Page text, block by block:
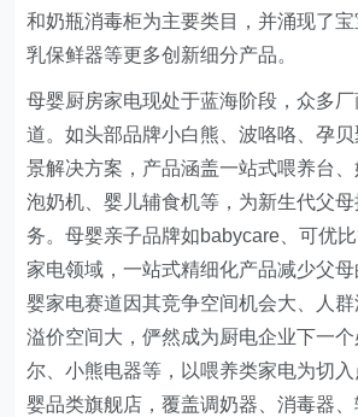
和奶瓶消毒柜为主要类目，并涌现了
乳保鲜器等更多创新细分产品。
母婴厨房家电现处于蓝海阶段，众多
道。如头部品牌小白熊、波咯咯、孕
景解决方案，产品涵盖一站式喂养台
泡奶机、婴儿辅食机等，为新生代父
务。母婴亲子品牌如babycare、可优
家电领域，一站式精细化产品减少父
婴家电赛道因其竞争空间机会大、人
溢价空间大，俨然成为厨电企业下一
尔、小熊电器等，以喂养类家电为切
婴品类旗舰店，覆盖调奶器、消毒器